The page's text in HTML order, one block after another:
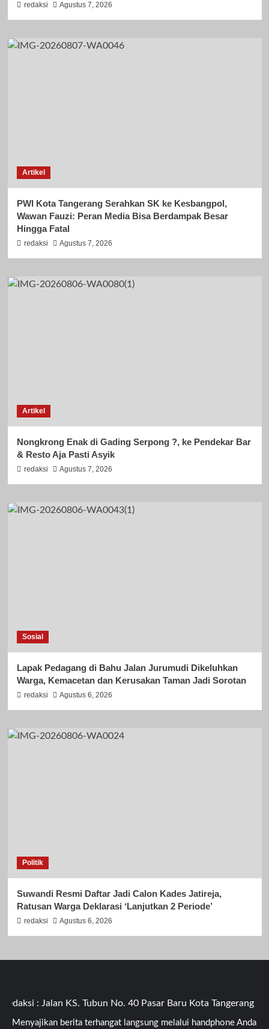
redaksi Agustus 7, 2026
Artikel
PWI Kota Tangerang Serahkan SK ke Kesbangpol,
Wawan Fauzi: Peran Media Bisa Berdampak Besar
Hingga Fatal
redaksi Agustus 7, 2026
Artikel
Nongkrong Enak di Gading Serpong ?, ke Pendekar Bar
& Resto Aja Pasti Asyik
redaksi Agustus 7, 2026
Sosial
Lapak Pedagang di Bahu Jalan Jurumudi Dikeluhkan
Warga, Kemacetan dan Kerusakan Taman Jadi Sorotan
redaksi Agustus 6, 2026
Politik
Suwandi Resmi Daftar Jadi Calon Kades Jatireja,
Ratusan Warga Deklarasi ‘Lanjutkan 2 Periode’
redaksi Agustus 6, 2026
: Jalan KS. Tubun No. 40 Pasar Baru Kota Tangerang
Menyajikan berita terhangat langsung melalui handphone Anda